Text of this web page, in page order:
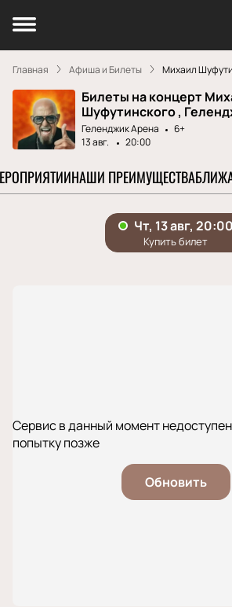
Главная Афиша и Билеты Михаил
Билеты на концерт
Шуфутинского ,
Геленджик Арена
6+
13 авг.
20:00
НАШИ ПРЕИМУЩЕСТВА
Сервис в данный момент
попытку позже
Обновить